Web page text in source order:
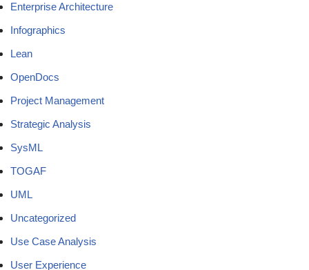
Enterprise Architecture
Infographics
Lean
OpenDocs
Project Management
Strategic Analysis
SysML
TOGAF
UML
Uncategorized
Use Case Analysis
User Experience